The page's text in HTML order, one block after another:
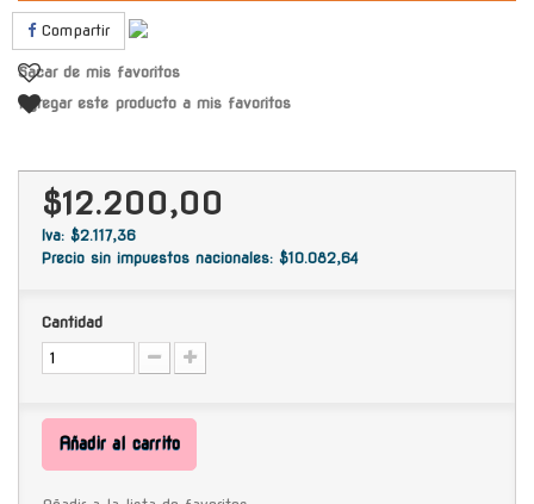
Compartir
Sacar de mis favoritos
Agregar este producto a mis favoritos
$12.200,00
Iva: $2.117,36
Precio sin impuestos nacionales: $10.082,64
Cantidad
Añadir al carrito